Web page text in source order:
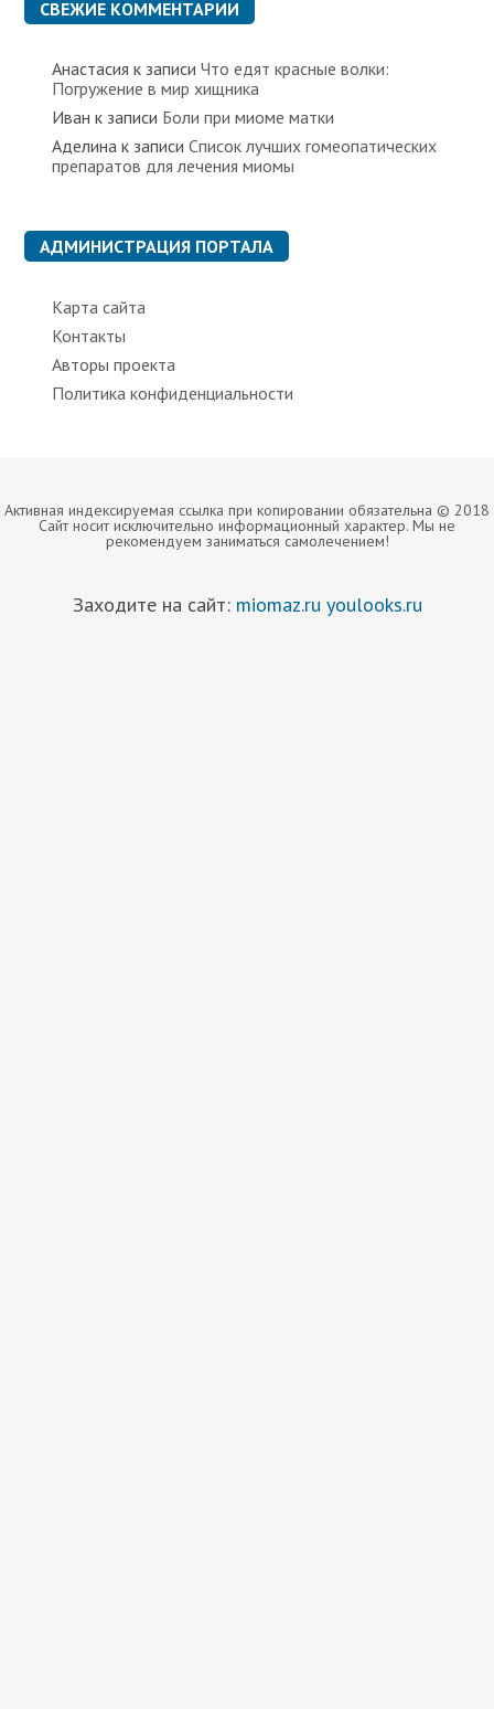
и СВЕЖИЕ КОММЕНТАРИИ
Анастасия к записиЧто едят красные волки:
Погружение в мир хищника
Иван к записи Боли при миоме матки
Аделина к записиСписок лучших гомеопатических
препаратов для лечения миомы
АДМИНИСТРАЦИЯ ПОРТАЛА
Карта сайта
Контакты
Авторы проекта
Политика конфиденциальности
Активная индексируемая ссылка при копировании обязательна © 2018
Сайт носит исключительно информационный характер. Мы не
рекомендуем заниматься самолечением!
Заходите на сайт: miomaz.ru youlooks.ru